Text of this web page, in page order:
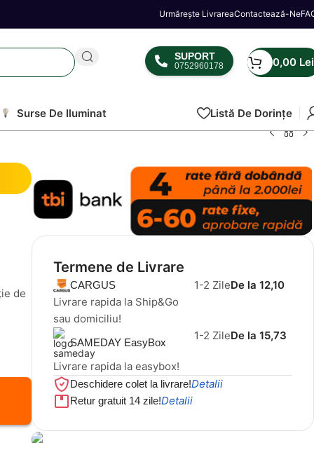
Urmărește LivrareaContactează-Ne
SUPORT
0752960178 0,00 Lei
Surse De Iluminat
Listă De Dorințe
de
Termene de Livrare
CARGUS
Livrare rapida la Ship&Go
sau domiciliu!
1-2 ZileDe la 12,10
SAMEDAY EasyBox
Livrare rapida la easybox!
1-2 ZileDe la 15,73
Deschidere colet la livrare!Detalii
Retur gratuit 14 zile!Detalii